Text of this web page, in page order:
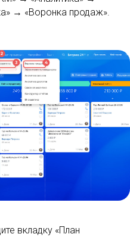
→ «Воронка продаж».
вкладку «План